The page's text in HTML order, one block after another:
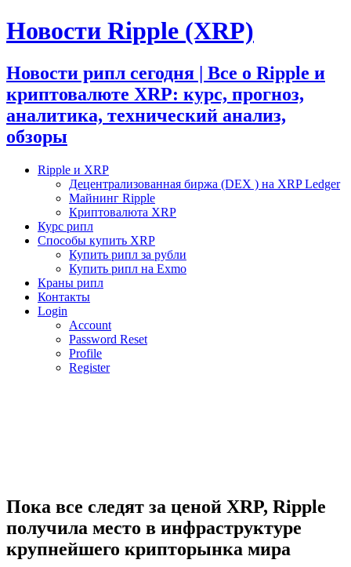
Новости Ripple (XRP)
Новости рипл сегодня | Все о Ripple и
криптовалюте XRP: курс, прогноз,
аналитика, технический анализ,
обзоры
Ripple и XRP
Децентрализованная биржа (DEX ) на XRP Ledger
Майнинг Ripple
Криптовалюта XRP
Курс рипл
Способы купить XRP
Купить рипл за рубли
Купить рипл на Exmo
Краны рипл
Контакты
Login
Account
Password Reset
Profile
Register
Пока все следят за ценой XRP, Ripple
получила место в инфраструктуре
крупнейшего крипторынка мира